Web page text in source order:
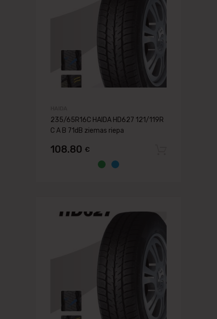
235/65R16C HAIDA HD627 121/119R
C A B 71dB ziemas riepa
108.80 €